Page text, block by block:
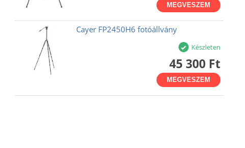
MEGVESZEM
Cayer FP2450H6 fotóállvány
Készleten
45 300 Ft
MEGVESZEM